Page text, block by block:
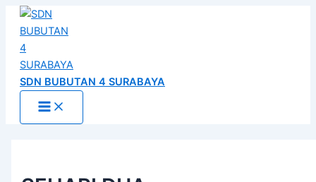
Skip
content
SDN BUBUTAN 4 SURABAYA
Menu
Post
navigation